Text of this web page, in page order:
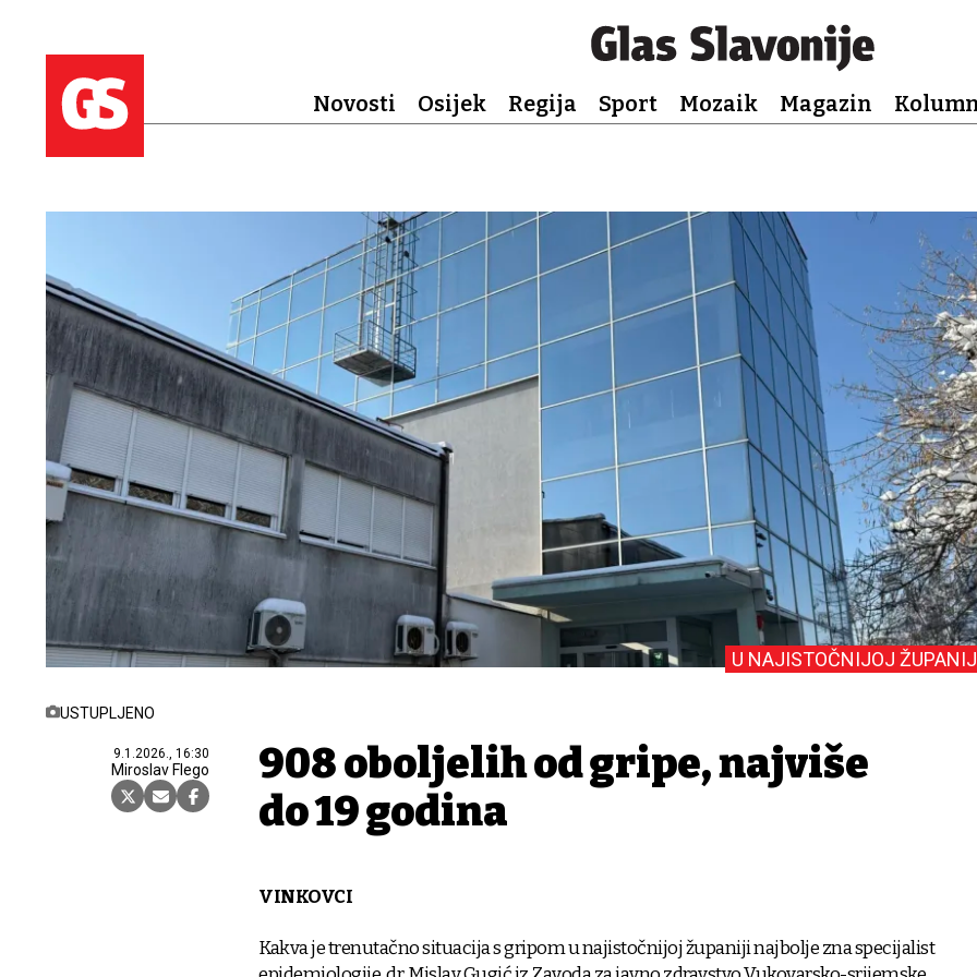
Novosti Osijek Regija Sport Mozaik Magazin
USTUPLJENO
9.1.2026., 16:30
Miroslav Flego
U NAJISTOČNIJOJ
908 oboljelih od gripe, najviše
do 19 godina
VINKOVCI
Kakva je trenutačno situacija s gripom u najistočnijoj županiji najbolje zna specijalist